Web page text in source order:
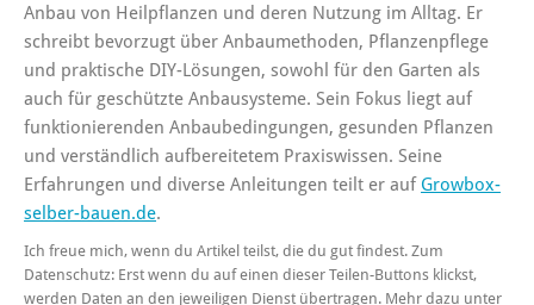
Anbau von Heilpflanzen und deren Nutzung im Alltag. Er
schreibt bevorzugt über Anbaumethoden, Pflanzenpflege
und praktische DIY-Lösungen, sowohl für den Garten als
auch für geschützte Anbausysteme. Sein Fokus liegt auf
funktionierenden Anbaubedingungen, gesunden Pflanzen
und verständlich aufbereitetem Praxiswissen. Seine
Erfahrungen und diverse Anleitungen teilt er auf Growbox-
selber-bauen.de.
Ich freue mich, wenn du Artikel teilst, die du gut findest. Zum
Datenschutz: Erst wenn du auf einen dieser Teilen-Buttons klickst,
werden Daten an den jeweiligen Dienst übertragen. Mehr dazu unter